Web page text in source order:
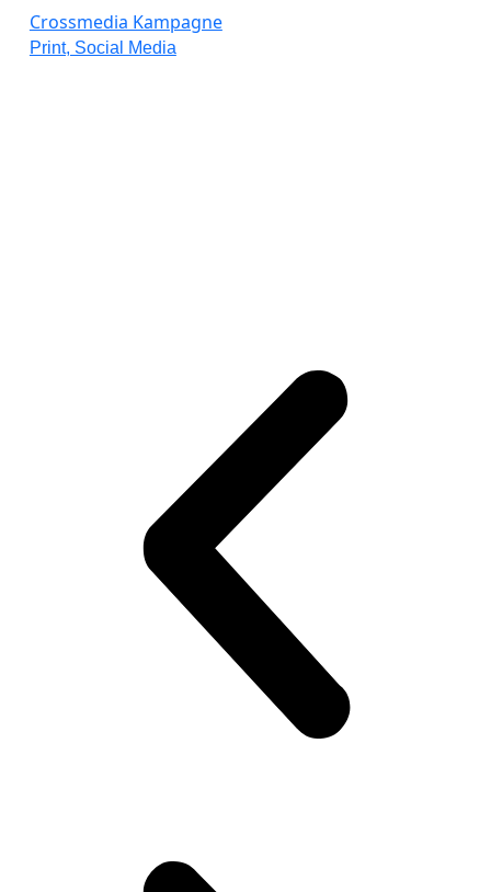
Crossmedia Kampagne
Print, Social Media